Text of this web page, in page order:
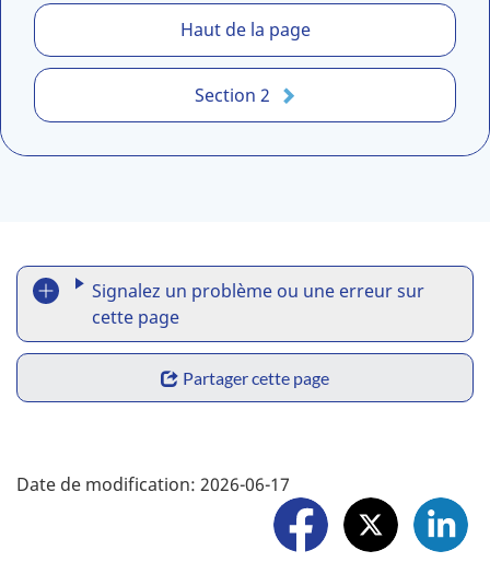
1
.
A
v
s
o
n
r
o
n
Haut de la page
Section 2
R
p
o
t
Signalez un problème ou une erreur sur
cette page
S
h
r
Partager cette page
Date de modification: 2026-06-17
F